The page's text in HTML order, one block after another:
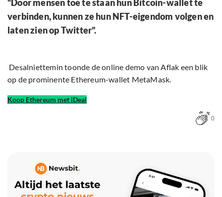
“Door mensen toe te staan ​​hun Bitcoin-wallet te
verbinden, kunnen ze hun NFT-eigendom volgen en
laten zien op Twitter”.
Desalniettemin toonde de online demo van Aflak een blik
op de prominente Ethereum-wallet MetaMask.
Koop Ethereum met iDeal
0